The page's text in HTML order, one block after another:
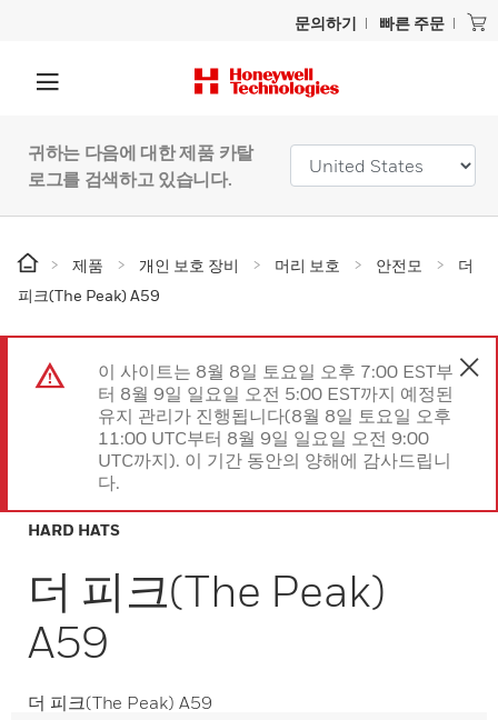
문의하기 빠른 주문
귀하는 다음에 대한 제품 카탈
로그를 검색하고 있습니다.
제품 개인 보호 장비 머리 보호 안전모
더
피크(The Peak) A59
이 사이트는 8월 8일 토요일 오후 7:00 EST부
터 8월 9일 일요일 오전 5:00 EST까지 예정된
유지 관리가 진행됩니다(8월 8일 토요일 오후
11:00 UTC부터 8월 9일 일요일 오전 9:00
UTC까지). 이 기간 동안의 양해에 감사드립니
다.
HARD HATS
더 피크(The Peak)
A59
더 피크(The Peak) A59